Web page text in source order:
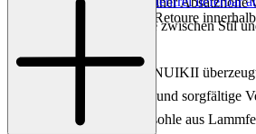
Stiefel eine ideale Balance zwischen Stil
Dieser Winterstiefel von INUIKII
hochwertigen Materialien und sorgfältige
Innenfutter und die Innensohle aus
Einfache und Kostenlose Retoure